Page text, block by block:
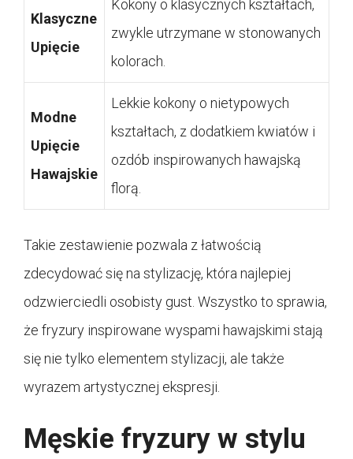
Klasyczne
Upięcie
Kokony o klasycznych kształtach,
zwykle utrzymane w stonowanych
kolorach.
Modne
Upięcie
Hawajskie
Lekkie kokony o nietypowych
kształtach, z dodatkiem kwiatów i
ozdób inspirowanych hawajską
florą.
Takie zestawienie pozwala z łatwością
zdecydować się na stylizację, która najlepiej
odzwierciedli osobisty gust. Wszystko to sprawia,
że fryzury inspirowane wyspami hawajskimi stają
się nie tylko elementem stylizacji, ale także
wyrazem artystycznej ekspresji.
Męskie fryzury w stylu